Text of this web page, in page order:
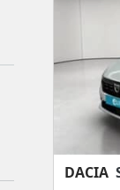
DACIA